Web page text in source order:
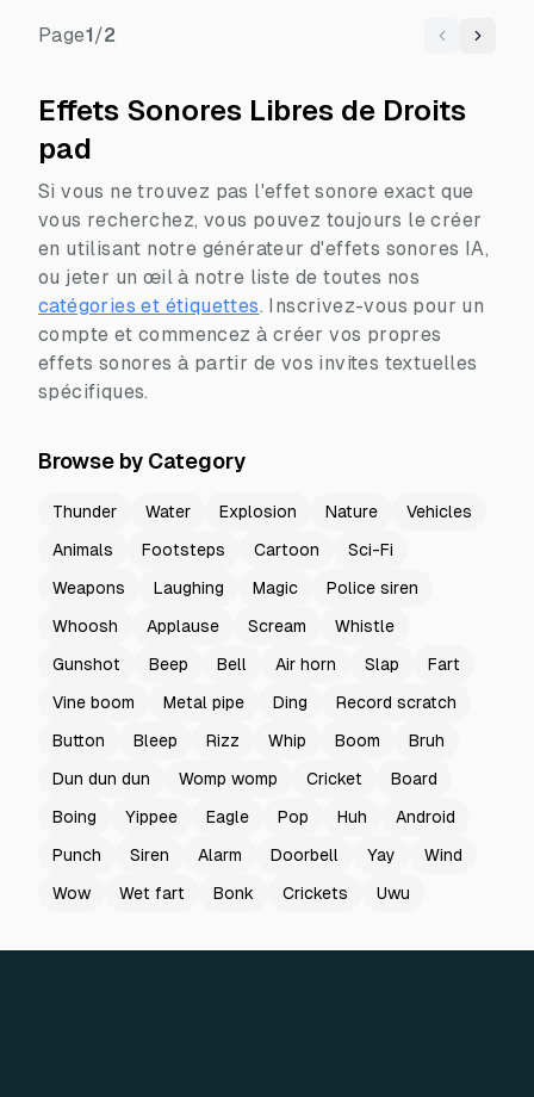
Page1/2 Previous
Next
Effets Sonores Libres de Droits
pad
Si vous ne trouvez pas l'effet sonore exact que
vous recherchez, vous pouvez toujours le créer
en utilisant notre générateur d'effets sonores IA,
ou jeter un œil à notre liste de toutes nos
catégories et étiquettes. Inscrivez-vous pour un
compte et commencez à créer vos propres
effets sonores à partir de vos invites textuelles
spécifiques.
Browse by Category
Thunder Water Explosion Nature
Vehicles
Animals
Footsteps Cartoon
Sci-Fi
Weapons
Laughing Magic
Police siren
Whoosh
Applause Scream
Whistle
Gunshot
Beep Bell Air horn Slap
Fart
Vine boom
Metal pipe Ding
Record scratch
Button
Bleep Rizz Whip Boom
Bruh
Dun dun dun
Womp womp Cricket
Board
Boing
Yippee Eagle Pop Huh
Android
Punch
Siren Alarm Doorbell Yay
Wind
Wow
Wet fart Bonk Crickets Uwu